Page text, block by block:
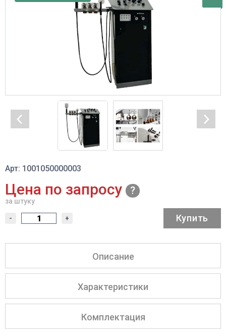
Арт: 1001050000003
Цена по запросу
за штуку
- + Купить
Описание
Характеристики
Комплектация